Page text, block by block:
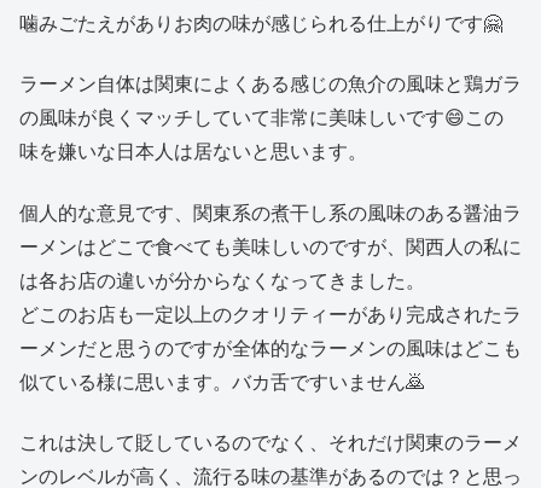
噛みごたえがありお肉の味が感じられる仕上がりです🤗
ラーメン自体は関東によくある感じの魚介の風味と鶏ガラ
の風味が良くマッチしていて非常に美味しいです😄この
味を嫌いな日本人は居ないと思います。
個人的な意見です、関東系の煮干し系の風味のある醤油ラ
ーメンはどこで食べても美味しいのですが、関西人の私に
は各お店の違いが分からなくなってきました。
どこのお店も一定以上のクオリティーがあり完成されたラ
ーメンだと思うのですが全体的なラーメンの風味はどこも
似ている様に思います。バカ舌ですいません🙇
これは決して貶しているのでなく、それだけ関東のラーメ
ンのレベルが高く、流行る味の基準があるのでは？と思っ